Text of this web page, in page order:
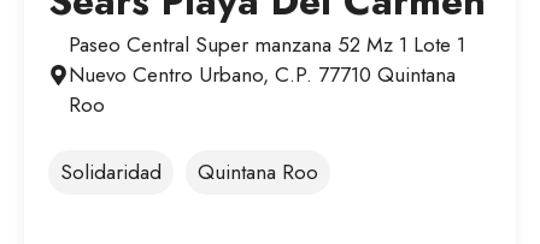
Paseo Central Super manzana 52 Mz 1 Lote 1
Nuevo Centro Urbano, C.P. 77710 Quintana
Roo
Solidaridad Quintana Roo